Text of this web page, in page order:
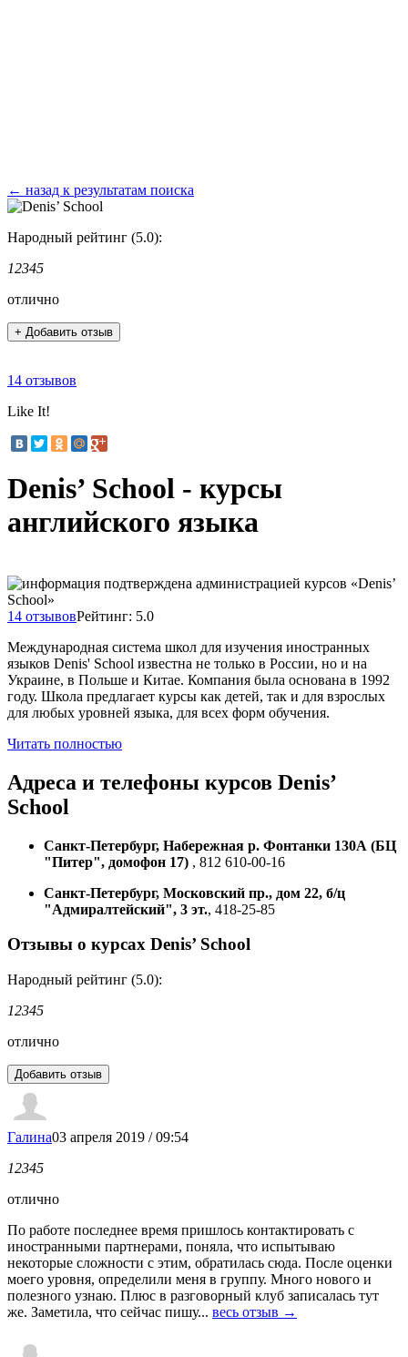
← назад к результатам поиска
Народный рейтинг (5.0):
12345
отлично
+ Добавить отзыв
14 отзывов
Like It!
Denis’ School - курсы
английского языка
14 отзывовРейтинг: 5.0
Международная система школ для изучения иностранных
языков Denis' School известна не только в России, но и на
Украине, в Польше и Китае. Компания была основана в 1992
году. Школа предлагает курсы как детей, так и для взрослых
для любых уровней языка, для всех форм обучения.
Читать полностью
Адреса и телефоны курсов Denis’
School
Санкт-Петербург, Набережная р. Фонтанки 130А (БЦ
"Питер", домофон 17) , 812 610-00-16
Санкт-Петербург, Московский пр., дом 22, б/ц
"Адмиралтейский", 3 эт., 418-25-85
Отзывы о курсах Denis’ School
Народный рейтинг (5.0):
12345
отлично
Галина03 апреля 2019 / 09:54
12345
отлично
По работе последнее время пришлось контактировать с
иностранными партнерами, поняла, что испытываю
некоторые сложности с этим, обратилась сюда. После оценки
моего уровня, определили меня в группу. Много нового и
полезного узнаю. Плюс в разговорный клуб записалась тут
же. Заметила, что сейчас пишу... весь отзыв →